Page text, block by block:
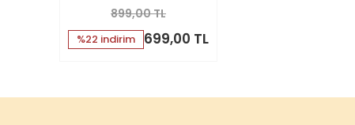
899,00 TL
%22 indirim 699,00 TL